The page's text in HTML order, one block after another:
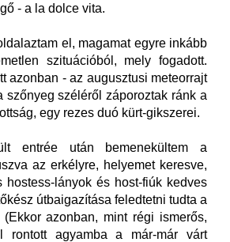
- a la dolce vita.
el, magamat egyre inkább
szituációból, mely fogadott.
azonban - az augusztusi meteorrajt
szőnyeg széléről záporoztak ránk a
egy rezes duó kürt-gikszerei.
entrée után bemenekültem a
az erkélyre, helyemet keresve,
hostess-lányok és host-fiúk kedves
útbaigazítása feledtetni tudta a
(Ekkor azonban, mint régi ismerős,
rontott agyamba a már-már várt